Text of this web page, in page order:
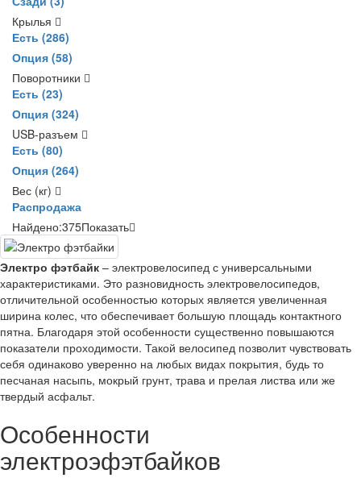
Крылья
Есть (286)
Опция (58)
Поворотники
Есть (23)
Опция (324)
USB-разъем
Есть (80)
Опция (264)
Вес (кг)
Распродажа
Найдено:375Показать
Электро фэтбайк – электровелосипед с универсальными
характеристиками. Это разновидность электровелосипедов,
отличительной особенностью которых является увеличенная
ширина колес, что обеспечивает большую площадь контактного
пятна. Благодаря этой особенности существенно повышаются
показатели проходимости. Такой велосипед позволит чувствовать
себя одинаково уверенно на любых видах покрытия, будь то
песчаная насыпь, мокрый грунт, трава и прелая листва или же
твердый асфальт.
Особенности
электроэфэтбайков